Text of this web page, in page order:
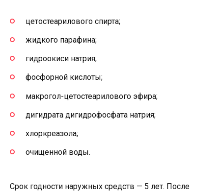
цетостеарилового спирта;
жидкого парафина;
гидроокиси натрия;
фосфорной кислоты;
макрогол-цетостеарилового эфира;
дигидрата дигидрофосфата натрия;
хлоркреазола;
очищенной воды.
Срок годности наружных средств — 5 лет. После